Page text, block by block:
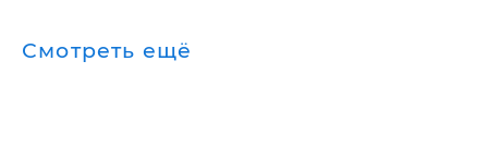
Смотреть ещё